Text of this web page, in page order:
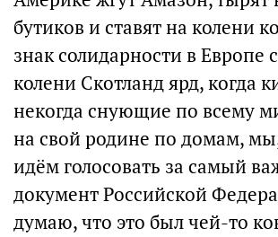
бутиков и ставят на колени
знак солидарности в Европе
колени Скотланд ярд, когда
некогда снующие по всему
на свой родине по домам,
идём голосовать за самый
документ Российской
думаю, что это был чей-то